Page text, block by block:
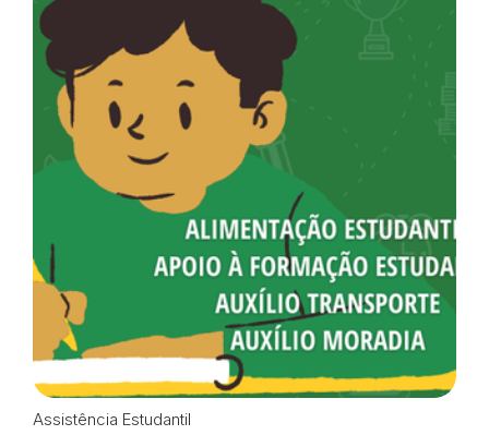
Assistência Estudantil